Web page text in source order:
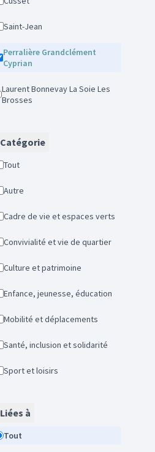
Saint-Jean
Perralière Grandclément
Cyprian
Laurent Bonnevay La Soie Les
Brosses
Catégorie
Tout
Autre
Cadre de vie et espaces verts
Convivialité et vie de quartier
Culture et patrimoine
Enfance, jeunesse, éducation
Mobilité et déplacements
Santé, inclusion et solidarité
Sport et loisirs
Liées à
Tout